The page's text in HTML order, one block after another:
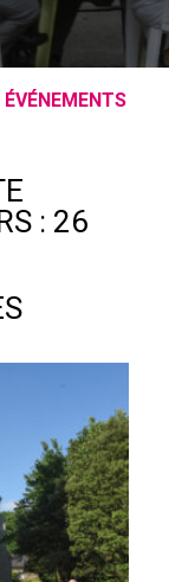
ÉVÉNEMENTS
: 26